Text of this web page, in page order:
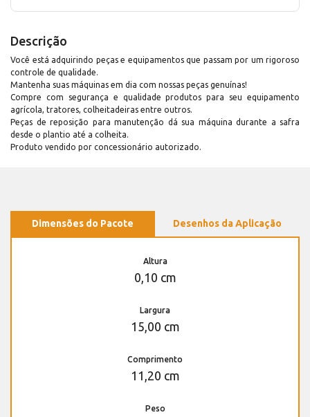
Descrição
Você está adquirindo peças e equipamentos que passam por um rigoroso
controle de qualidade.
Mantenha suas máquinas em dia com nossas peças genuínas!
Compre com segurança e qualidade produtos para seu equipamento
agrícola, tratores, colheitadeiras entre outros.
Peças de reposição para manutenção dá sua máquina durante a safra
desde o plantio até a colheita.
Produto vendido por concessionário autorizado.
Dimensões do Pacote Desenhos da Aplicação
Altura
0,10 cm
Largura
15,00 cm
Comprimento
11,20 cm
Peso